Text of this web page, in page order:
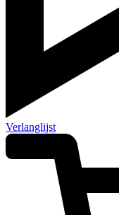
Verlanglijst